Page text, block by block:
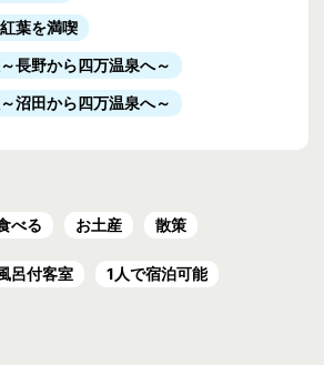
葉を満喫
～長野から四万温泉へ～
～沼田から四万温泉へ～
べる お土産 散策
呂付客室 1人で宿泊可能